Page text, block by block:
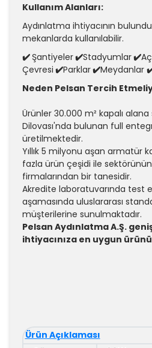
Kullanım Alanları:
Aydınlatma ihtiyacının
mekanlarda kullanılabilir.
✔️ Şantiyeler✔️Stadyumlar✔️
Çevresi ✔️Parklar✔️Meydanlar
Neden Pelsan Tercih
Ürünler 30.000 m² kapalı
Dilovası'nda bulunan full
üretilmektedir.
Yıllık 5 milyonu aşan armatür
fazla ürün çeşidi ile
firmalarından bir tanesidir.
Akredite laboratuvarında test
aşamasında uluslararası
müşterilerine sunulmaktadır.
Pelsan Aydınlatma A.Ş.
ihtiyacınıza en uygun
Ürün Açıklaması